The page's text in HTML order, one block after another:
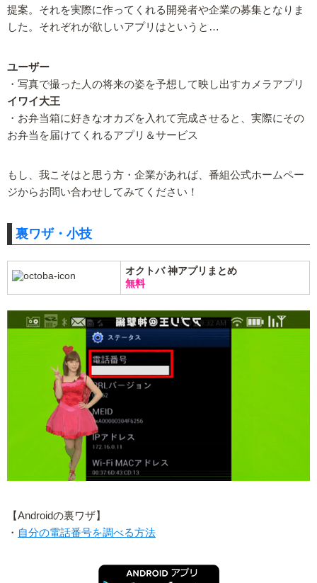
提案。それを実際に作ってくれる開発者や企業の募集となりま
した。それぞれが欲しいアプリはというと…
ユーザー
・写真で撮った人の将来の姿を予想して映し出すカメラアプリ
イワイ大王
・お弁当箱に好きなオカズを入れて完成させると、実際にその
お弁当を届けてくれるアプリ＆サービス
もし、我こそはと思う方・企業があれば、番組公式ホームペー
ジからお問い合わせしてみてください！
裏ワザ・小技
オクトバ 神アプリまとめ
無料
【Androidの裏ワザ】
・ 自分の電話番号を調べる方法